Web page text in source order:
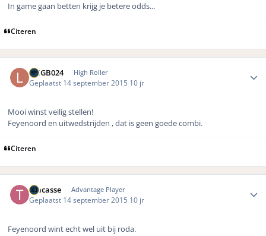
In game gaan betten krijg je betere odds...
Citeren
LMGB024 High Roller
Geplaatst 14 september 2015 10 jr
Mooi winst veilig stellen!
Feyenoord en uitwedstrijden , dat is geen goede combi.
Citeren
Tracasse Advantage Player
Geplaatst 14 september 2015 10 jr
Feyenoord wint echt wel uit bij roda.